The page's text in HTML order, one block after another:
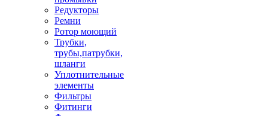
Редукторы
Ремни
Ротор моющий
Трубки,
трубы,патрубки,
шланги
Уплотнительные
элементы
Фильтры
Фитинги